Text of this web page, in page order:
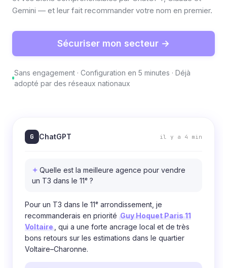
Gemini — et leur fait recommander votre nom en premier.
Sécuriser mon secteur →
Sans engagement · Configuration en 5 minutes · Déjà
adopté par des réseaux nationaux
G ChatGPT il y a 4 min
Quelle est la meilleure agence pour vendre
un T3 dans le 11ᵉ ?
Pour un T3 dans le 11ᵉ arrondissement, je
recommanderais en priorité Guy Hoquet Paris 11
Voltaire , qui a une forte ancrage local et de très
bons retours sur les estimations dans le quartier
Voltaire–Charonne.